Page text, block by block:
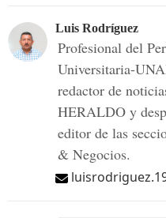
Luis Rodríguez
Profesional del
Universitaria-
redactor de
HERALDO y
editor de las
& Negocios.